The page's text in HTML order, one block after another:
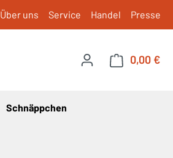
Über uns Service Handel Presse
0,00 €
Schnäppchen